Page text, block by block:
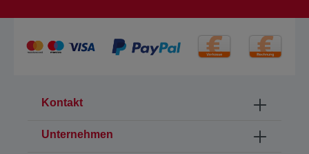
Kontakt
Unternehmen